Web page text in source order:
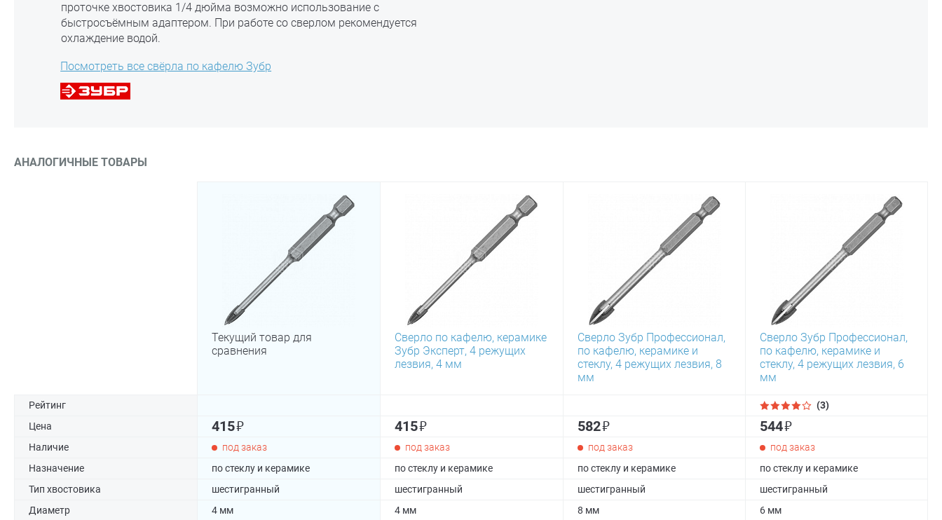
проточке хвостовика 1/4 дюйма возможно использование с
быстросъёмным адаптером. При работе со сверлом рекомендуется
охлаждение водой.
Посмотреть все свёрла по кафелю Зубр
АНАЛОГИЧНЫЕ ТОВАРЫ
Текущий товар для
сравнения
Сверло по кафелю, керамике
Зубр Эксперт, 4 режущих
лезвия, 4 мм
Сверло Зубр Профессионал,
по кафелю, керамике и
стеклу, 4 режущих лезвия, 8
мм
Сверло Зубр Профессионал,
по кафелю, керамике и
стеклу, 4 режущих лезвия, 6
мм
Рейтинг
(3)
Цена
415₽ 415₽ 582₽ 544₽
Наличие под заказ под заказ под заказ
под заказ
Назначение
по стеклу и керамике по стеклу и керамике по стеклу и керамике
по стеклу и керамике
Тип хвостовика
шестигранный шестигранный шестигранный
шестигранный
Диаметр
4 мм 4 мм 8 мм
6 мм